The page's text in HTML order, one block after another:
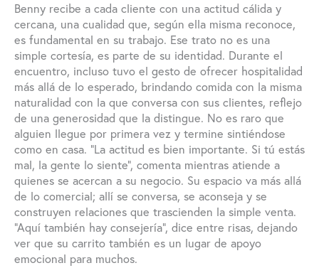
Benny recibe a cada cliente con una actitud cálida y
cercana, una cualidad que, según ella misma reconoce,
es fundamental en su trabajo. Ese trato no es una
simple cortesía, es parte de su identidad. Durante el
encuentro, incluso tuvo el gesto de ofrecer hospitalidad
más allá de lo esperado, brindando comida con la misma
naturalidad con la que conversa con sus clientes, reflejo
de una generosidad que la distingue. No es raro que
alguien llegue por primera vez y termine sintiéndose
como en casa. “La actitud es bien importante. Si tú estás
mal, la gente lo siente”, comenta mientras atiende a
quienes se acercan a su negocio. Su espacio va más allá
de lo comercial; allí se conversa, se aconseja y se
construyen relaciones que trascienden la simple venta.
“Aquí también hay consejería”, dice entre risas, dejando
ver que su carrito también es un lugar de apoyo
emocional para muchos.